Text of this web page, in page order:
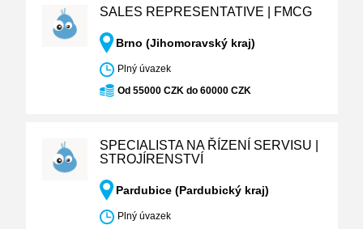
SALES REPRESENTATIVE | FMCG
Brno (Jihomoravský kraj)
Plný úvazek
Od 55000 CZK do 60000 CZK
SPECIALISTA NA ŘÍZENÍ SERVISU |
STROJÍRENSTVÍ
Pardubice (Pardubický kraj)
Plný úvazek